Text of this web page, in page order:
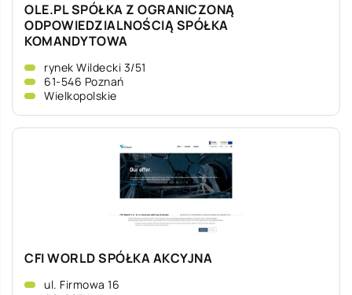
OLE.PL SPÓŁKA Z OGRANICZONĄ
ODPOWIEDZIALNOŚCIĄ SPÓŁKA
KOMANDYTOWA
rynek Wildecki 3/51
61-546 Poznań
Wielkopolskie
CFI WORLD SPÓŁKA AKCYJNA
ul. Firmowa 16